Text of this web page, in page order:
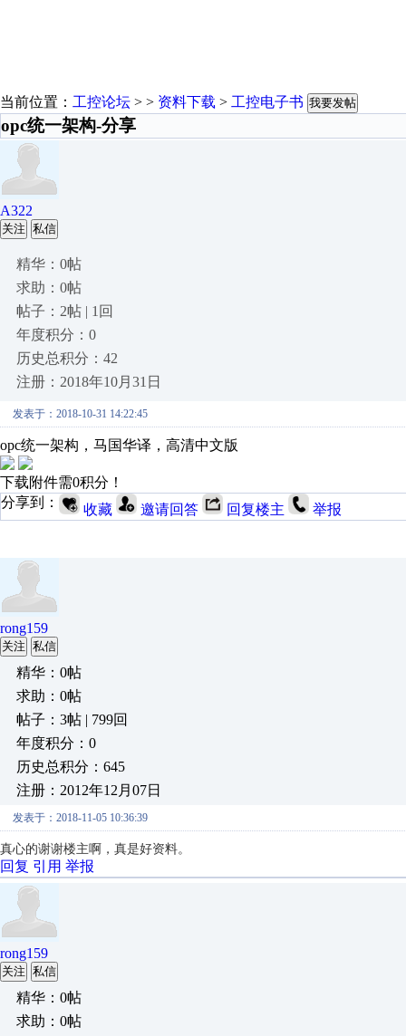
当前位置： 工控论坛 > > 资料下载 > 工控电子书 我要发帖
opc统一架构-分享
A322
关注 私信
精华：0帖
求助：0帖
帖子：2帖 | 1回
年度积分：0
历史总积分：42
注册：2018年10月31日
发表于：2018-10-31 14:22:45
opc统一架构，马国华译，高清中文版
下载附件需0积分！
分享到：
收藏 邀请回答 回复楼主 举报
rong159
关注 私信
精华：0帖
求助：0帖
帖子：3帖 | 799回
年度积分：0
历史总积分：645
注册：2012年12月07日
发表于：2018-11-05 10:36:39
真心的谢谢楼主啊，真是好资料。
回复 引用 举报
rong159
关注 私信
精华：0帖
求助：0帖